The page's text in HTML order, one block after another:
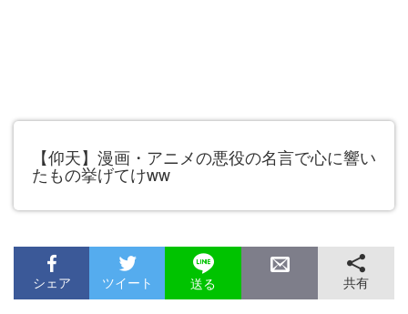
【仰天】漫画・アニメの悪役の名言で心に響い
たもの挙げてけww
シェア ツイート 送る 共有